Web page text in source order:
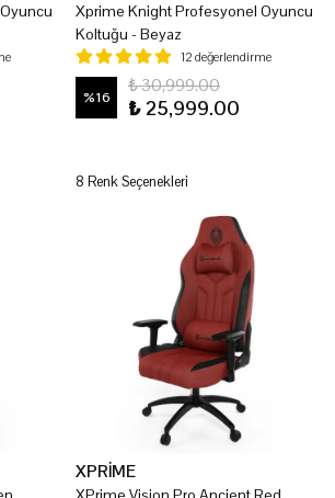
Xprime Knight Profesyonel Oyuncu
Koltuğu - Beyaz
12 değerlendirme
%16
₺ 30,999.00
₺ 25,999.00
8 Renk Seçenekleri
XPRİME